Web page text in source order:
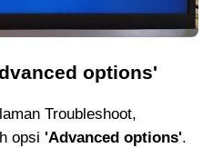
options'
Troubleshoot,
opsi 'Advanced options'.